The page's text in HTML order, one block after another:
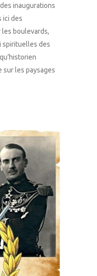
inaugurations
ici des
boulevards,
spirituelles des
sur les paysages